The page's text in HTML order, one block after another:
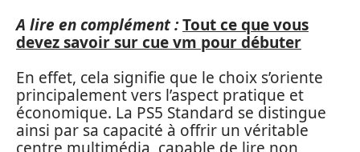
A lire en complément :Tout ce que vous
devez savoir sur cue vm pour débuter
En effet, cela signifie que le choix s’oriente
principalement vers l’aspect pratique et
économique. La PS5 Standard se distingue
ainsi par sa capacité à offrir un véritable